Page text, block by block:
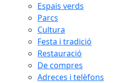
Espais verds
Parcs
Cultura
Festa i tradició
Restauració
De compres
Adreces i telèfons